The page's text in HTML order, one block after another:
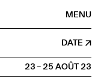
MENU
DATE
23 – 25 AOÛT2023